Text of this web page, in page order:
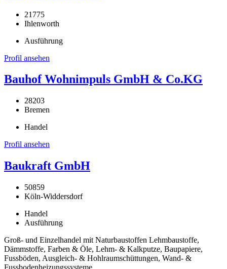
21775
Ihlenworth
Ausführung
Profil ansehen
Bauhof Wohnimpuls GmbH & Co.KG
28203
Bremen
Handel
Profil ansehen
Baukraft GmbH
50859
Köln-Widdersdorf
Handel
Ausführung
Groß- und Einzelhandel mit Naturbaustoffen Lehmbaustoffe,
Dämmstoffe, Farben & Öle, Lehm- & Kalkputze, Baupapiere,
Fussböden, Ausgleich- & Hohlraumschüttungen, Wand- &